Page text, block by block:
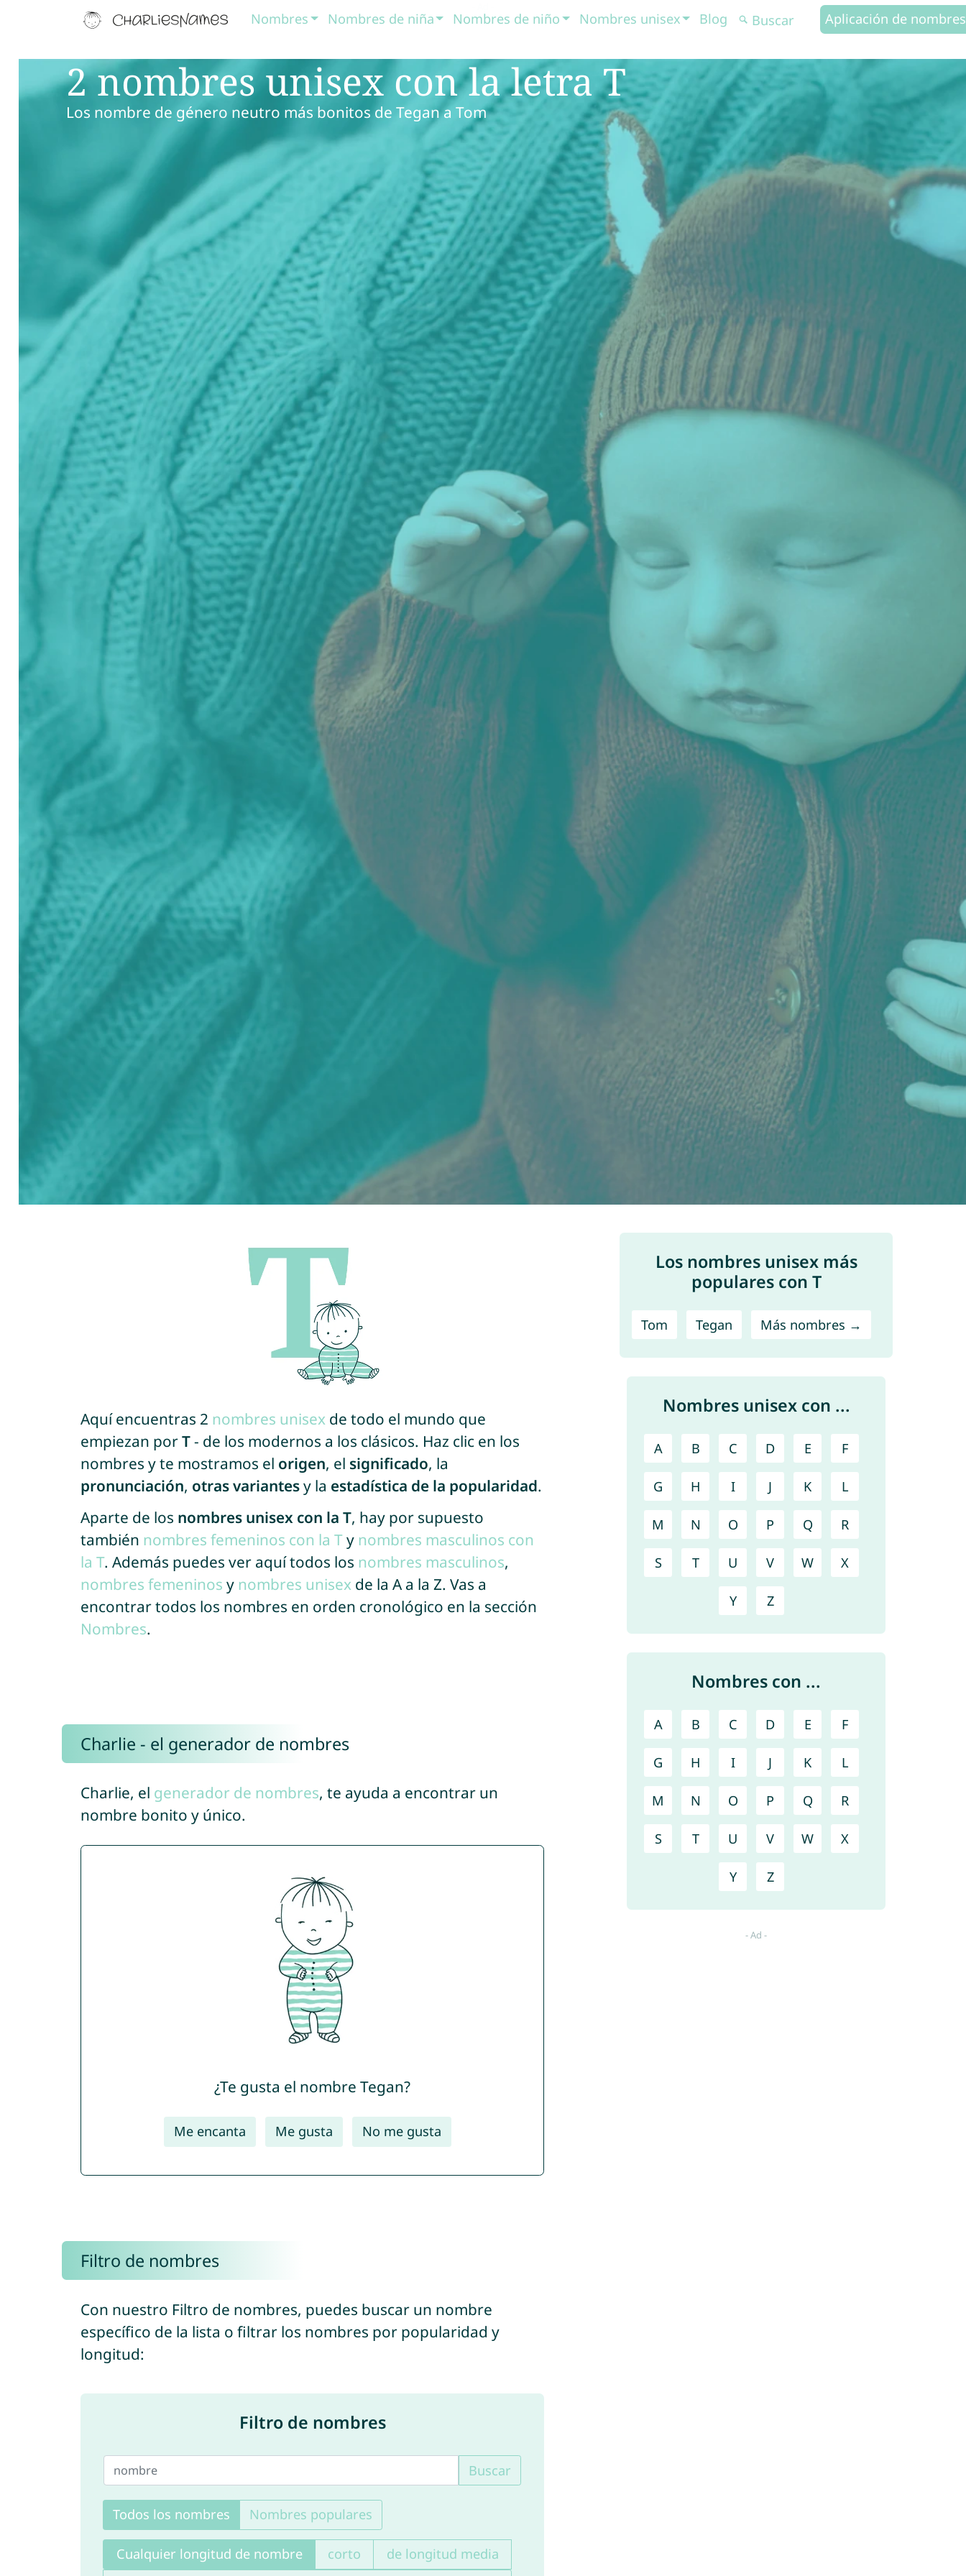
Nombres Nombres de niña Nombres de niño Nombres unisex Blog Aplicación de nombres
2 nombres unisex con la letra T
Los nombre de género neutro más bonitos de Tegan a Tom
Aquí encuentras 2 nombres unisexde todo el mundo que
empiezan porT- de los modernos a los clásicos. Haz clic en los
nombres y te mostramos el origen, el significado, la
pronunciación, otras variantesy la estadística de la popularidad.
Aparte de los nombres unisex con la T, hay por supuesto
también nombres femeninos con la Ty nombres masculinos con
la T. Además puedes ver aquí todos los nombres masculinos,
nombres femeninos y nombres unisexde la A a la Z. Vas a
encontrar todos los nombres en orden cronológico en la sección
Nombres.
Charlie - el generador de nombres
Charlie, el generador de nombres, te ayuda a encontrar un
nombre bonito y único.
¿Te gusta el nombre Tegan?
Me encanta Me gusta No me gusta
Filtro de nombres
Con nuestro Filtro de nombres, puedes buscar un nombre
específico de la lista o filtrar los nombres por popularidad y
longitud:
Filtro de nombres
Buscar
Todos los nombres Nombres populares
Cualquier longitud de nombre corto
de longitud media
Los nombres unisex más
populares con T
Tom Tegan Más nombres →
Nombres unisex con ...
A B C D E F
G H I J K L
M N O P Q R
S T U V W X
Y Z
Nombres con ...
A B C D E F
G H I J K L
M N O P Q R
S T U V W X
Y Z